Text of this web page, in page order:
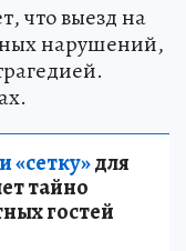
что выезд на
нарушений,
«сетку»для
тайно
гостей